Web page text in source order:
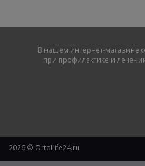
В нашем интернет-магазине
при профилактике и
2026 © OrtoLife24.ru